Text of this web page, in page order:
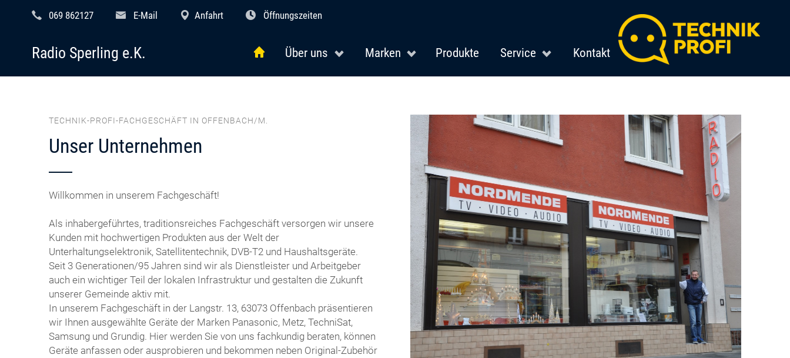
069 862127 E-Mail Anfahrt Öffnungszeiten
Über uns Marken Produkte Service Kontakt
Radio Sperling e.K.
TECHNIK-PROFI-FACHGESCHÄFT IN OFFENBACH/M.
Unser Unternehmen
Willkommen in unserem Fachgeschäft!
Als inhabergeführtes, traditionsreiches Fachgeschäft versorgen wir unsere
Kunden mit hochwertigen Produkten aus der Welt der
Unterhaltungselektronik, Satellitentechnik, DVB-T2 und Haushaltsgeräte.
Seit 3 Generationen/95 Jahren sind wir als Dienstleister und Arbeitgeber
auch ein wichtiger Teil der lokalen Infrastruktur und gestalten die Zukunft
unserer Gemeinde aktiv mit.
In unserem Fachgeschäft in der Langstr. 13, 63073 Offenbach präsentieren
wir Ihnen ausgewählte Geräte der Marken Panasonic, Metz, TechniSat,
Samsung und Grundig. Hier werden Sie von uns fachkundig beraten, können
Geräte anfassen oder ausprobieren und bekommen neben Original-Zubehör